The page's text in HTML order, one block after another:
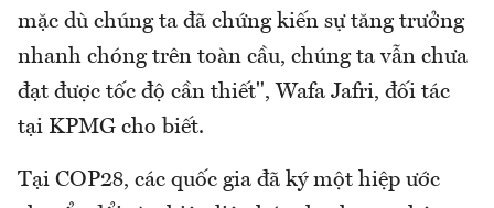
mặc dù chúng ta đã chứng kiến ​​sự tăng trưởng
nhanh chóng trên toàn cầu, chúng ta vẫn chưa
đạt được tốc độ cần thiết", Wafa Jafri, đối tác
tại KPMG cho biết.
Tại COP28, các quốc gia đã ký một hiệp ước